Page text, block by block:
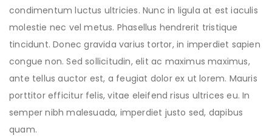
condimentum luctus ultricies. Nunc in ligula at est iaculis
molestie nec vel metus. Phasellus hendrerit tristique
tincidunt. Donec gravida varius tortor, in imperdiet sapien
congue non. Sed sollicitudin, elit ac maximus maximus,
ante tellus auctor est, a feugiat dolor ex ut lorem. Mauris
porttitor efficitur felis, vitae eleifend risus ultrices eu. In
semper nibh malesuada, imperdiet justo sed, dapibus
quam.